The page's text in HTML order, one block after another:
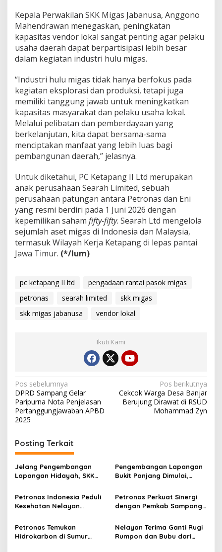
Kepala Perwakilan SKK Migas Jabanusa, Anggono
Mahendrawan menegaskan, peningkatan
kapasitas vendor lokal sangat penting agar pelaku
usaha daerah dapat berpartisipasi lebih besar
dalam kegiatan industri hulu migas.
“Industri hulu migas tidak hanya berfokus pada
kegiatan eksplorasi dan produksi, tetapi juga
memiliki tanggung jawab untuk meningkatkan
kapasitas masyarakat dan pelaku usaha lokal.
Melalui pelibatan dan pemberdayaan yang
berkelanjutan, kita dapat bersama-sama
menciptakan manfaat yang lebih luas bagi
pembangunan daerah,” jelasnya.
Untuk diketahui, PC Ketapang II Ltd merupakan
anak perusahaan Searah Limited, sebuah
perusahaan patungan antara Petronas dan Eni
yang resmi berdiri pada 1 Juni 2026 dengan
kepemilikan saham fifty-fifty. Searah Ltd mengelola
sejumlah aset migas di Indonesia dan Malaysia,
termasuk Wilayah Kerja Ketapang di lepas pantai
Jawa Timur. (*/lum)
pc ketapang II ltd
pengadaan rantai pasok migas
petronas
searah limited
skk migas
skk migas jabanusa
vendor lokal
Ikuti Kami
Navigasi
pos
Pos sebelumnya
DPRD Sampang Gelar
Paripurna Nota Penjelasan
Pertanggungjawaban APBD
2025
Pos berikutnya
Cekcok Warga Desa Banjar
Berujung Dirawat di RSUD
Mohammad Zyn
Posting Terkait
Jelang Pengembangan
Lapangan Hidayah, SKK
Perkuat Sinergi dengan
Nelayan Sampang
Pengembangan Lapangan
Bukit Panjang Dimulai,
MMSCFD
Petronas Indonesia Peduli
Kesehatan Nelayan
Petronas Perkuat Sinergi
dengan Pemkab Sampang
Petronas Temukan
Hidrokarbon di Sumur
Nelayan Terima Ganti Rugi
Rumpon dan Bubu dari